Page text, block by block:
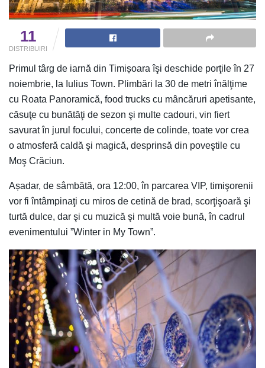
11
DISTRIBUIRI
Primul târg de iarnă din Timișoara îşi deschide porţile în 27
noiembrie, la Iulius Town. Plimbări la 30 de metri înălţime
cu Roata Panoramică, food trucks cu mâncăruri apetisante,
căsuţe cu bunătăţi de sezon şi multe cadouri, vin fiert
savurat în jurul focului, concerte de colinde, toate vor crea
o atmosferă caldă şi magică, desprinsă din poveştile cu
Moş Crăciun.
Așadar, de sâmbătă, ora 12:00, în parcarea VIP, timişorenii
vor fi întâmpinaţi cu miros de cetină de brad, scorţişoară şi
turtă dulce, dar şi cu muzică şi multă voie bună, în cadrul
evenimentului ”Winter in My Town”.